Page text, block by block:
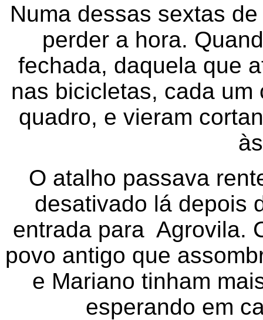
Numa dessas sextas
perder a hora.
fechada, daquela que
nas bicicletas, cada
quadro, e vieram
O atalho passava
desativado lá depois
entrada para Agrovila.
povo antigo que
e Mariano tinham
esperando em